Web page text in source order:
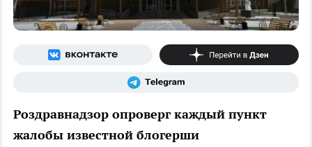
Роздравнадзор опроверг каждый пункт
жалобы известной блогерши